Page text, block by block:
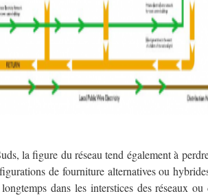
la figure du réseau tend également à
de fourniture alternatives ou
dans les interstices des réseaux ou